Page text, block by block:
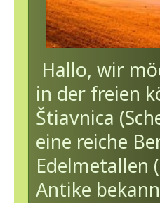
Hallo, wir
in der freien
Štiavnica
eine reiche
Edelmetallen
Antike